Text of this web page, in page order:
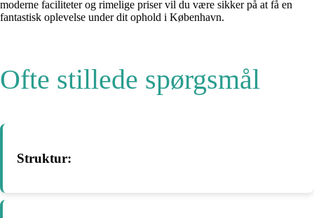
moderne faciliteter og rimelige priser vil du være sikker på at få en
fantastisk oplevelse under dit ophold i København.
Ofte stillede spørgsmål
Struktur: